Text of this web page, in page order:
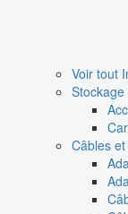
Voir tout
Câbles